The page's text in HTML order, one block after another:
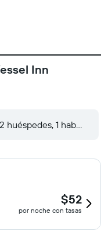
a nuestro
100 Mbps o
Inn
2 huéspedes, 1
$52
por noche con tasas